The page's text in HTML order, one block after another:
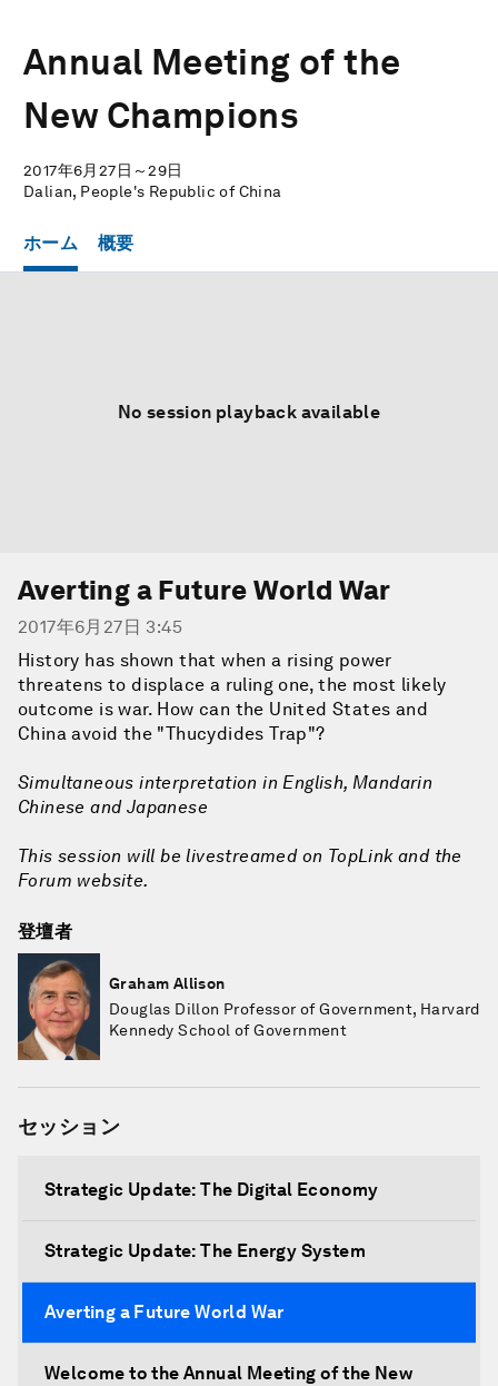
Annual Meeting of the
New Champions
2017年6月27日～29日
Dalian, People's Republic of China
ホーム 概要
No session playback available
Averting a Future World War
2017年6月27日 3:45
History has shown that when a rising power
threatens to displace a ruling one, the most likely
outcome is war. How can the United States and
China avoid the "Thucydides Trap"?
Simultaneous interpretation in English, Mandarin
Chinese and Japanese
This session will be livestreamed on TopLink and the
Forum website.
登壇者
Graham Allison
Douglas Dillon Professor of Government, Harvard
Kennedy School of Government
セッション
Strategic Update: The Digital Economy
Strategic Update: The Energy System
Averting a Future World War
Welcome to the Annual Meeting of the New